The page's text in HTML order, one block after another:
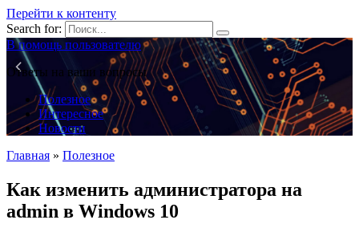
Перейти к контенту
Search for:
В помощь пользователю
Ответы на ваши вопросы
Полезное
Интересное
Новости
Главная » Полезное
Как изменить администратора на
admin в Windows 10